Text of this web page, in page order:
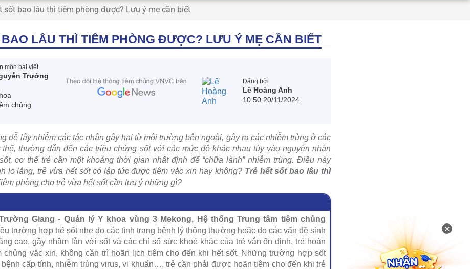
sốt bao lâu thì tiêm phòng được? Lưu ý mẹ cần biết
LÂU THÌ TIÊM PHÒNG ĐƯỢC? LƯU Ý MẸ CẦN BIẾT
môn bài viết
Trường
chủng
Đăng bởi
Lê Hoàng Anh
10:50 20/11/2024
dễ lây nhiễm các tác nhân gây hại từ môi trường bên ngoài, gây ra các nhiễm trùng ở các
thường dẫn đến các triệu chứng sốt với các mức độ khác nhau tùy vào nguyên nhân
cơ thể trẻ cần một khoảng thời gian nhất định để “chữa lành” nhiễm trùng. Điều này
lo lắng, trẻ vừa hết sốt có lập tức được tiêm vắc xin hay không? Trẻ hết sốt bao lâu thì
phòng cho trẻ vừa hết sốt cần lưu ý những gì?
Giang - Quản lý Y khoa vùng 3 Mekong, Hệ thống Trung tâm tiêm chủng
trường hợp trẻ sốt nhẹ do các tình trạng bệnh lý thông thường hoặc do các vấn đề sinh
cao, gây nhầm lẫn với sốt và các chỉ số sức khoẻ khác của trẻ vẫn ổn định, trẻ hoàn
chủng vắc xin, không cần trì hoãn lịch tiêm cho đến khi hết sốt. Những trường hợp sốt
cấp tính, nhiễm trùng virus, vi khuẩn…, trẻ cần phải được hoãn tiêm cho đến khi trẻ
×